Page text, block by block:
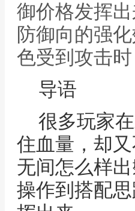
御价格发挥
防御向的强
色受到攻击
导语
很多玩家
住血量，却
无间怎么样
操作到搭配